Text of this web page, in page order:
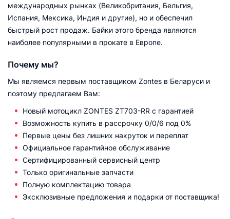
международных рынках (Великобритания, Бельгия,
Испания, Мексика, Индия и другие), но и обеспечил
быстрый рост продаж. Байки этого бренда являются
наиболее популярными в прокате в Европе.
Почему мы?
Мы являемся первым поставщиком Zontes в Беларуси и
поэтому предлагаем Вам:
Новый мотоцикл ZONTES ZT703-RR с гарантией
Возможность купить в рассрочку 0/0/6 под 0%
Первые цены без лишних накруток и переплат
Официальное гарантийное обслуживание
Сертифицированный сервисный центр
Только оригинальные запчасти
Полную комплектацию товара
Эксклюзивные предложения и подарки от поставщика!